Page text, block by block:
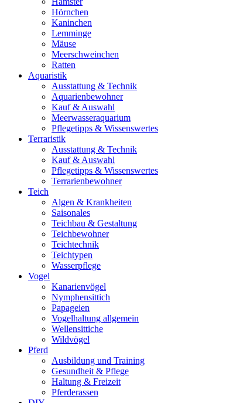
Hörnchen
Kaninchen
Lemminge
Mäuse
Meerschweinchen
Ratten
Aquaristik
Ausstattung & Technik
Aquarienbewohner
Kauf & Auswahl
Meerwasseraquarium
Pflegetipps & Wissenswertes
Terraristik
Ausstattung & Technik
Kauf & Auswahl
Pflegetipps & Wissenswertes
Terrarienbewohner
Teich
Algen & Krankheiten
Saisonales
Teichbau & Gestaltung
Teichbewohner
Teichtechnik
Teichtypen
Wasserpflege
Vogel
Kanarienvögel
Nymphensittich
Papageien
Vogelhaltung allgemein
Wellensittiche
Wildvögel
Pferd
Ausbildung und Training
Gesundheit & Pflege
Haltung & Freizeit
Pferderassen